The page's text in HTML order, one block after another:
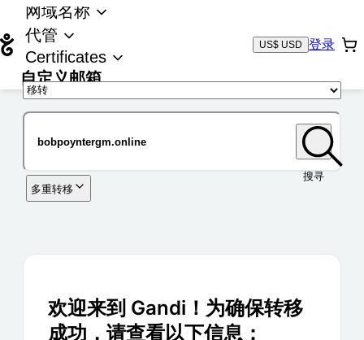
网域名称
代管
Certificates
自定义邮箱
US$ USD 登录
搜寻
多重转移
欢迎来到 Gandi！为确保转移
成功，请查看以下信息：